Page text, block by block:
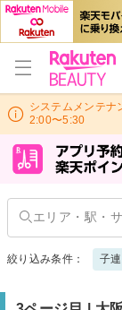
システムメンテ
2:00〜5:30
絞り込み条件： 子